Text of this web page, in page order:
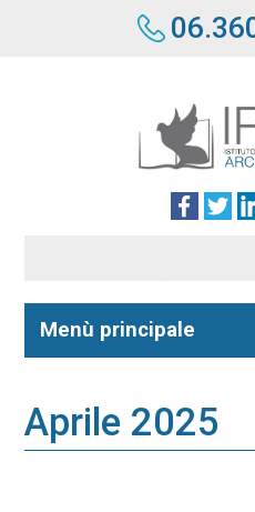
Menù principale
Aprile 2025